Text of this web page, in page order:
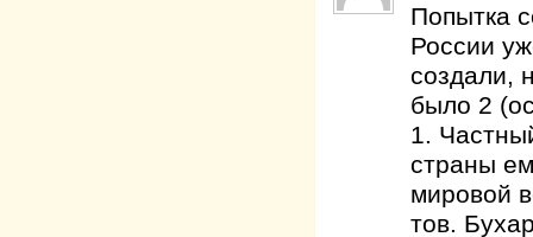
Попытка
России
создали,
было 2
1.
страны
мировой
тов.